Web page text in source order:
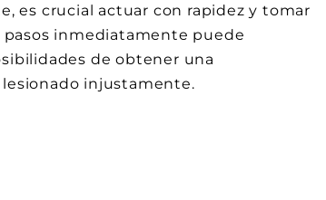
es crucial actuar con rapidez y tomar
pasos inmediatamente puede
de obtener una
injustamente.